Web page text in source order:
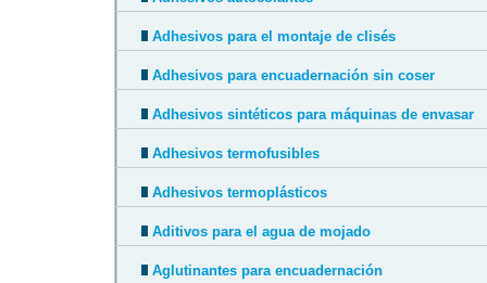
Adhesivos para el montaje de clisés
Adhesivos para encuadernación sin coser
Adhesivos sintéticos para máquinas de envasar
Adhesivos termofusibles
Adhesivos termoplásticos
Aditivos para el agua de mojado
Aglutinantes para encuadernación